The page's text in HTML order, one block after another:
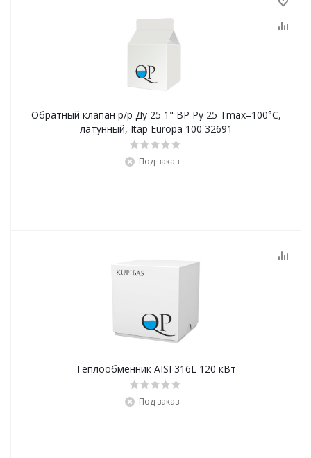
Обратный клапан р/р Ду 25 1" ВР Ру 25 Tmax=100°С,
латунный, Itap Europa 100 32691
Под заказ
Теплообменник AISI 316L 120 кВт
Под заказ